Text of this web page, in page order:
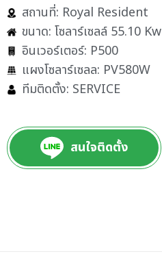
สถานที่: Royal Resident
ขนาด: โซลาร์เซลล์ 55.10 Kw
อินเวอร์เตอร์: P500
แผงโซลาร์เซลล: PV580W
ทีมติดตั้ง: SERVICE
สนใจติดตั้ง